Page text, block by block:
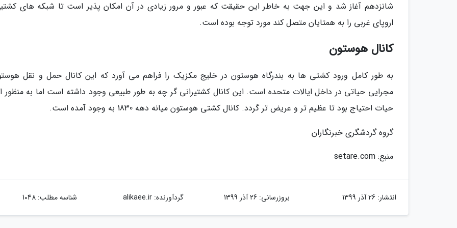
شانزدهم آغاز شد و این جهت به خاطر این حقیقت که عبور و مرور زیادی در آن امکان پذیر است تا شبکه های
اروپای غربی را به همتایان متصل کند مورد توجه بوده است.
کانال هوستون
به طور کامل ورود کشتی ها به بندرگاه هوستون در خلیج مکزیک را فراهم می آورد که این کانال حمل و نقل
مجرایی حیاتی در داخل ایالات متحده است. این کانال کشتیرانی گر چه به طور طبیعی وجود داشته است اما به منظور
حیات احتیاج بود تا عظیم تر و عریض تر گردد. کانال کشتی هوستون میانه دهه 1830 به وجود آمده است.
گروه گردشگری خبرنگاران
منبع: setare.com
انتشار: 26 آذر 1399 بروزرسانی: 26 آذر 1399 گردآورنده:alikaee.ir شناسه مطلب: 1048